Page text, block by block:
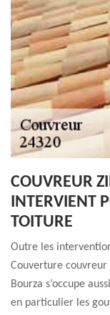
COUVREUR
INTERVIENT
TOITURE
Outre les
Couverture
Bourza s’occupe
en particulier les